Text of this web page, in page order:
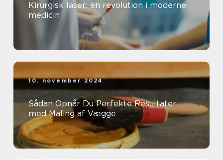
Kirurgisk laser: en revolution i moderne
medicin
10. november 2024
Sådan Opnår Du Perfekte Resultater
med Maling af Vægge